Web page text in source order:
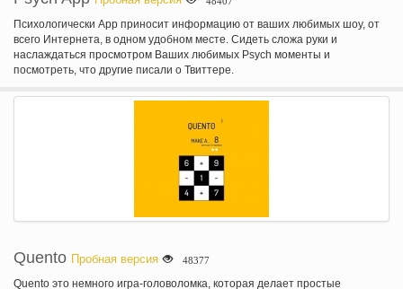
Психологически App приносит информацию от ваших любимых шоу, от
всего Интернета, в одном удобном месте. Сидеть сложа руки и
наслаждаться просмотром Ваших любимых Psych моменты и
посмотреть, что другие писали о Твиттере.
Quento Пробная версия 48377
Quento это немного игра-головоломка, которая делает простые